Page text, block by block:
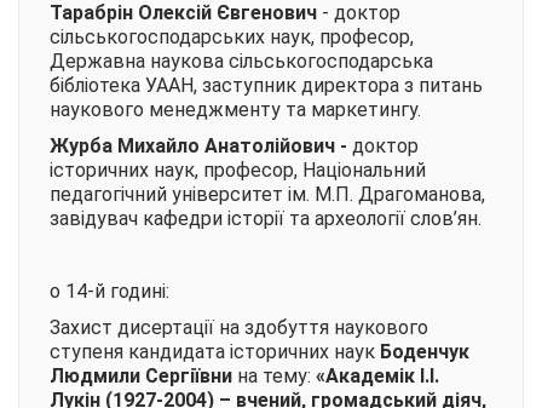
Тарабрін Олексій Євгенович - доктор
сільськогосподарських наук, професор,
Державна наукова сільськогосподарська
бібліотека УААН, заступник директора з питань
наукового менеджменту та маркетингу.
Журба Михайло Анатолійович - доктор
історичних наук, професор, Національний
педагогічний університет ім. М.П. Драгоманова,
завідувач кафедри історії та археології слов’ян.
о 14-й годині:
Захист дисертації на здобуття наукового
ступеня кандидата історичних наук Боденчук
Людмили Сергіївни на тему: «Академік І.І.
Лукін (1927-2004) – вчений, громадський діяч,